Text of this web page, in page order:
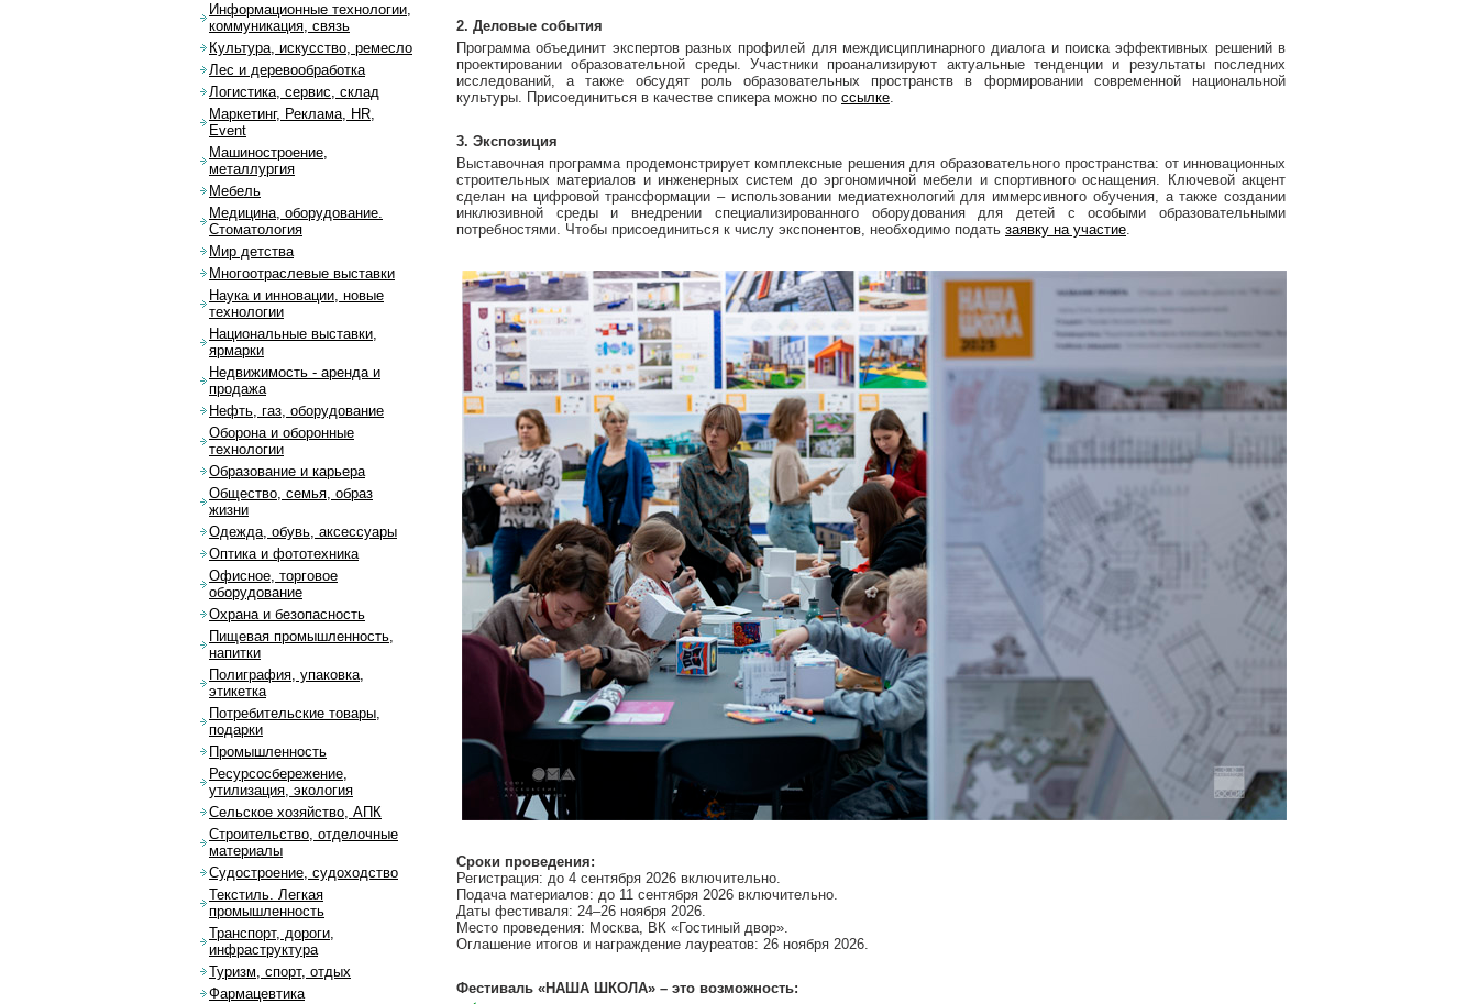
2. Деловые события
Программа объединит экспертов разных профилей для междисциплинарного диалога и поиска эффективных решений в
проектировании образовательной среды. Участники проанализируют актуальные тенденции и результаты последних
исследований, а также обсудят роль образовательных пространств в формировании современной национальной
культуры. Присоединиться в качестве спикера можно по ссылке.
3. Экспозиция
Выставочная программа продемонстрирует комплексные решения для образовательного пространства: от инновационных
строительных материалов и инженерных систем до эргономичной мебели и спортивного оснащения. Ключевой акцент
сделан на цифровой трансформации – использовании медиатехнологий для иммерсивного обучения, а также создании
инклюзивной среды и внедрении специализированного оборудования для детей с особыми образовательными
потребностями. Чтобы присоединиться к числу экспонентов, необходимо подать заявку на участие.
Сроки проведения:
Регистрация: до 4 сентября 2026 включительно.
Подача материалов: до 11 сентября 2026 включительно.
Даты фестиваля: 24–26 ноября 2026.
Место проведения: Москва, ВК «Гостиный двор».
Оглашение итогов и награждение лауреатов: 26 ноября 2026.
Фестиваль «НАША ШКОЛА» – это возможность:
Информационные технологии,
коммуникация, связь
Культура, искусство, ремесло
Лес и деревообработка
Логистика, сервис, склад
Маркетинг, Реклама, HR,
Event
Машиностроение,
металлургия
Мебель
Медицина, оборудование.
Стоматология
Мир детства
Многоотраслевые выставки
Наука и инновации, новые
технологии
Национальные выставки,
ярмарки
Недвижимость - аренда и
продажа
Нефть, газ, оборудование
Оборона и оборонные
технологии
Образование и карьера
Общество, семья, образ
жизни
Одежда, обувь, аксессуары
Оптика и фототехника
Офисное, торговое
оборудование
Охрана и безопасность
Пищевая промышленность,
напитки
Полиграфия, упаковка,
этикетка
Потребительские товары,
подарки
Промышленность
Ресурсосбережение,
утилизация, экология
Сельское хозяйство, АПК
Строительство, отделочные
материалы
Судостроение, судоходство
Текстиль. Легкая
промышленность
Транспорт, дороги,
инфраструктура
Туризм, спорт, отдых
Фармацевтика